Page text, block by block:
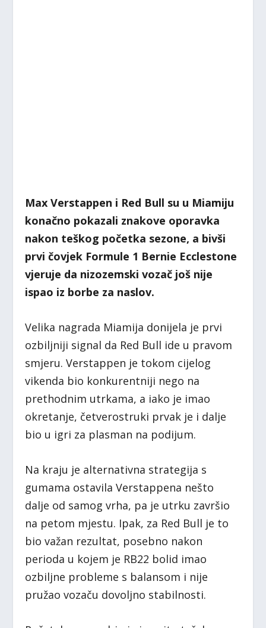
Max Verstappen i Red Bull su u Miamiju
konačno pokazali znakove oporavka
nakon teškog početka sezone, a bivši
prvi čovjek Formule 1 Bernie Ecclestone
vjeruje da nizozemski vozač još nije
ispao iz borbe za naslov.
Velika nagrada Miamija donijela je prvi
ozbiljniji signal da Red Bull ide u pravom
smjeru. Verstappen je tokom cijelog
vikenda bio konkurentniji nego na
prethodnim utrkama, a iako je imao
okretanje, četverostruki prvak je i dalje
bio u igri za plasman na podijum.
Na kraju je alternativna strategija s
gumama ostavila Verstappena nešto
dalje od samog vrha, pa je utrku završio
na petom mjestu. Ipak, za Red Bull je to
bio važan rezultat, posebno nakon
perioda u kojem je RB22 bolid imao
ozbiljne probleme s balansom i nije
pružao vozaču dovoljno stabilnosti.